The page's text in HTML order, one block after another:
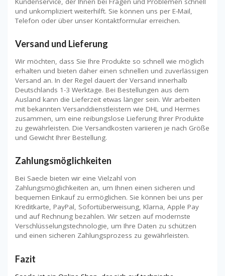
und unkompliziert weiterhilft. Sie können uns per E-Mail,
Telefon oder über unser Kontaktformular erreichen.
Versand und Lieferung
Wir möchten, dass Sie Ihre Produkte so schnell wie möglich
erhalten und bieten daher einen schnellen und zuverlässigen
Versand an. In der Regel dauert der Versand innerhalb
Deutschlands 1-3 Werktage. Bei Bestellungen aus dem
Ausland kann die Lieferzeit etwas länger sein. Wir arbeiten
mit bekannten Versanddienstleistern wie DHL und Hermes
zusammen, um eine reibungslose Lieferung Ihrer Produkte
zu gewährleisten. Die Versandkosten variieren je nach Größe
und Gewicht Ihrer Bestellung.
Zahlungsmöglichkeiten
Bei Saecle bieten wir eine Vielzahl von
Zahlungsmöglichkeiten an, um Ihnen einen sicheren und
bequemen Einkauf zu ermöglichen. Sie können bei uns per
Kreditkarte, PayPal, Sofortüberweisung, Klarna, Apple Pay
und auf Rechnung bezahlen. Wir setzen auf modernste
Verschlüsselungstechnologie, um Ihre Daten zu schützen
und einen sicheren Zahlungsprozess zu gewährleisten.
Fazit